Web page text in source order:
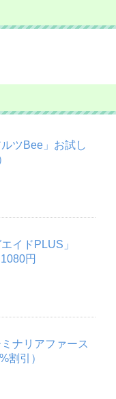
ツBee」お試し
イドPLUS」
円
ナリアファース
割引）